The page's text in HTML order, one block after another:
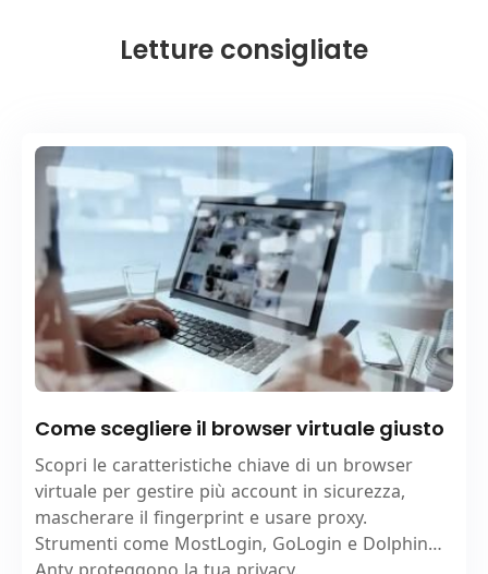
Letture consigliate
Come scegliere il browser virtuale giusto
Scopri le caratteristiche chiave di un browser
virtuale per gestire più account in sicurezza,
mascherare il fingerprint e usare proxy.
Strumenti come MostLogin, GoLogin e Dolphin